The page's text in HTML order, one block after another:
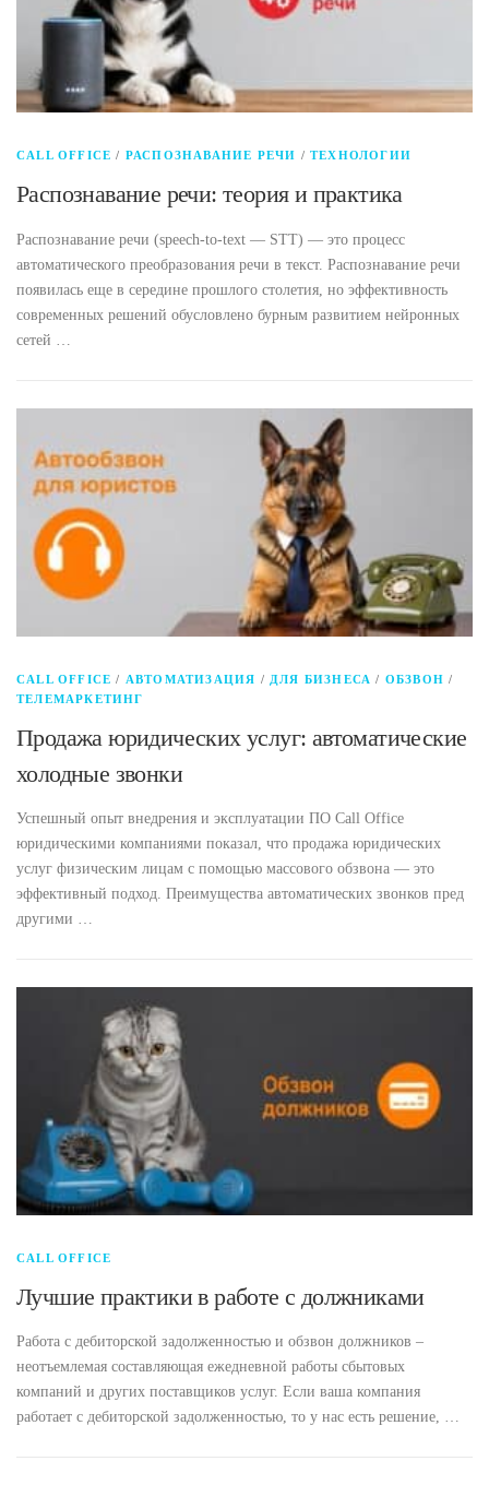
CALL OFFICE / РАСПОЗНАВАНИЕ РЕЧИ /ТЕХНОЛОГИИ
Распознавание речи: теория и практика
Распознавание речи (speech-to-text — STT) — это процесс
автоматического преобразования речи в текст. Распознавание речи
появилась еще в середине прошлого столетия, но эффективность
современных решений обусловлено бурным развитием нейронных
сетей …
CALL OFFICE / АВТОМАТИЗАЦИЯ / ДЛЯ БИЗНЕСА / ОБЗВОН /
ТЕЛЕМАРКЕТИНГ
Продажа юридических услуг: автоматические
холодные звонки
Успешный опыт внедрения и эксплуатации ПО Call Office
юридическими компаниями показал, что продажа юридических
услуг физическим лицам с помощью массового обзвона — это
эффективный подход. Преимущества автоматических звонков пред
другими …
CALL OFFICE
Лучшие практики в работе с должниками
Работа с дебиторской задолженностью и обзвон должников –
неотъемлемая составляющая ежедневной работы сбытовых
компаний и других поставщиков услуг. Если ваша компания
работает с дебиторской задолженностью, то у нас есть решение, …